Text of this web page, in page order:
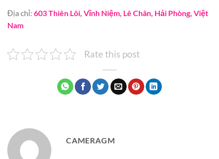
Địa chỉ: 603 Thiên Lôi, Vĩnh Niệm, Lê Chân, Hải Phòng, Việt
Nam
Rate this post
CAMERAGM